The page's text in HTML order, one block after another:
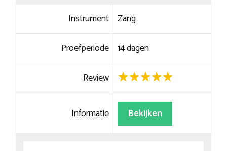
Instrument Zang
Proefperiode 14 dagen
Review
Informatie Bekijken